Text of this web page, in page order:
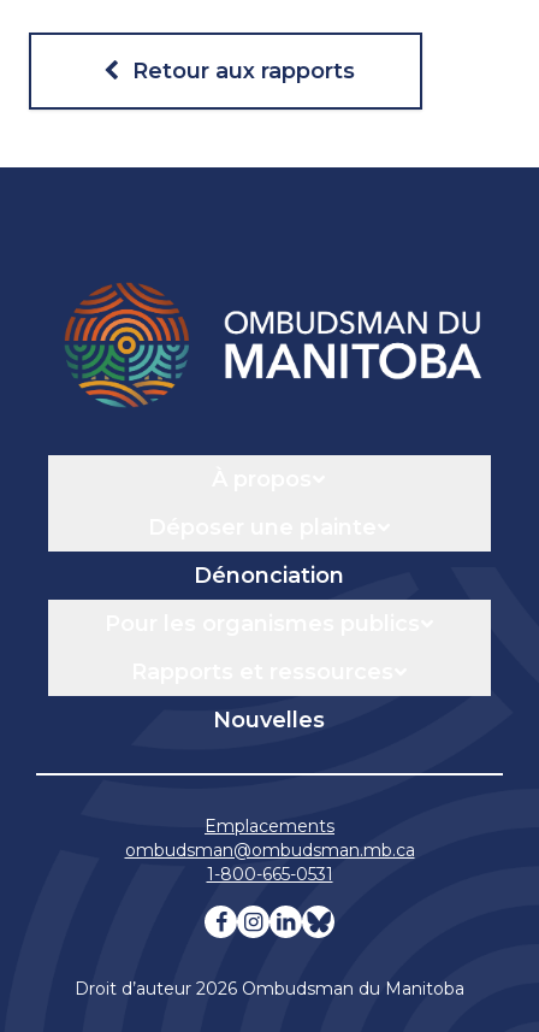
Retour aux rapports
Dénonciation
Nouvelles
Emplacements
ombudsman@ombudsman.mb.ca
1-800-665-0531
Visitez notre facebook page
Visitez notre instagram
Visitez notre linkedin
Visitez notre
Droit d’auteur 2026 Ombudsman du Manitoba